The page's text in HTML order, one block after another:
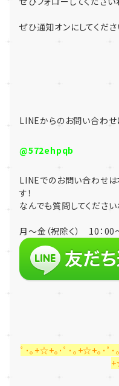
ぜひ通知オンにしてくだ
LINEからのお問い合わせ
@572ehpqb
LINEでのお問い合わせ
す！
なんでも質問してくださ
月～金（祝除く） 10：00
ﾟ･｡+☆+｡･ﾟ･｡+☆+｡･ﾟ